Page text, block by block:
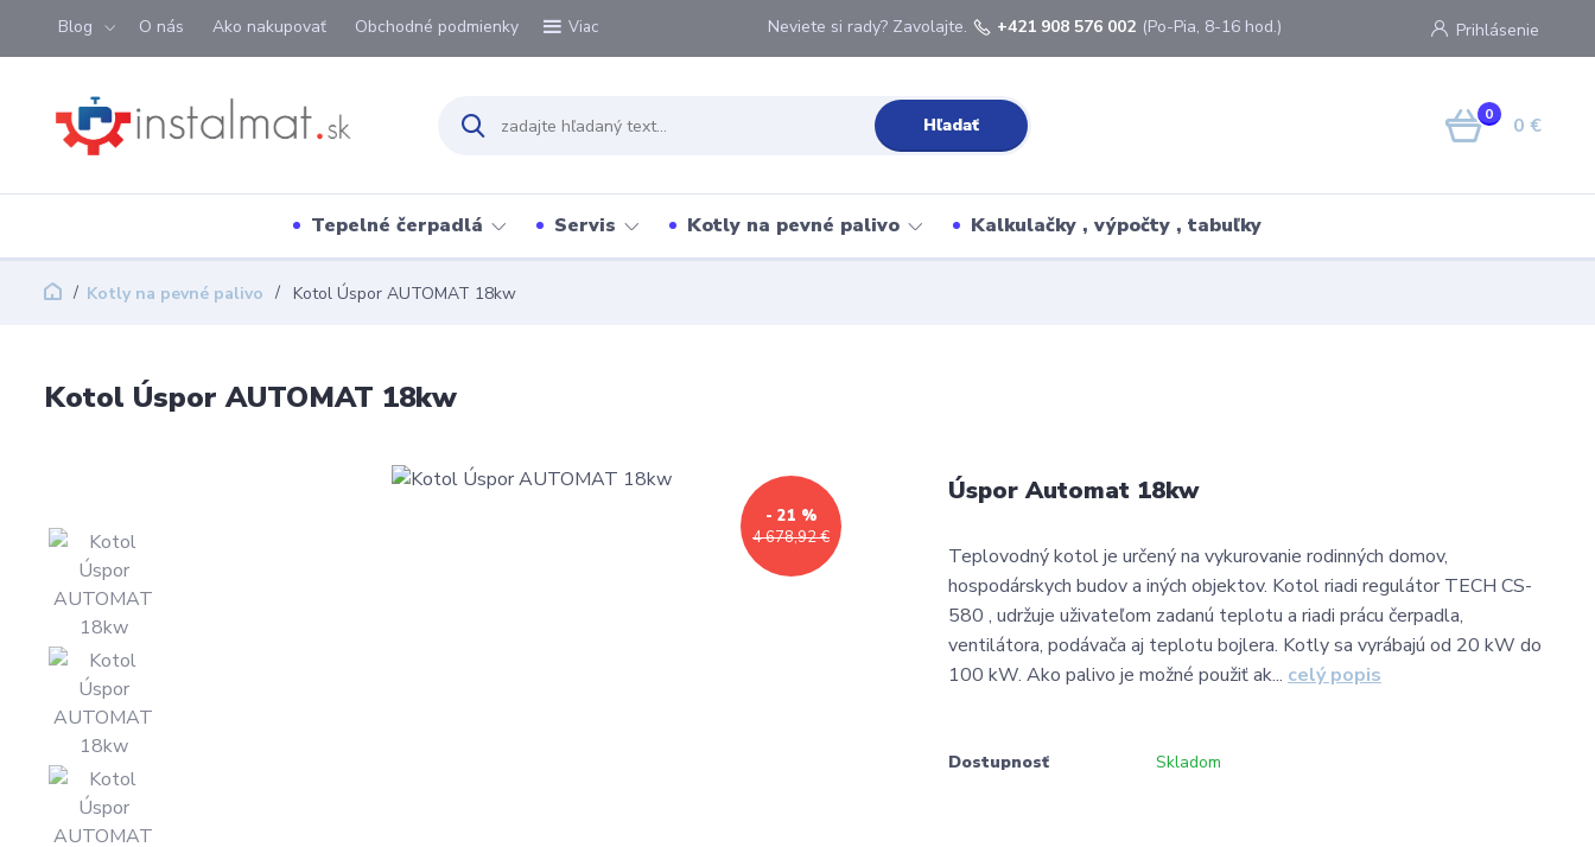
Blog O nás Ako nakupovať Obchodné podmienky Viac Prihlásenie
Hľadať
Neviete si rady? Zavolajte. +421 908 576 002 (Po-Pia, 8-16 hod.)
0 0 €
Tepelné čerpadlá Servis Kotly na pevné palivo Kalkulačky , výpočty , tabuľky
Kotly na pevné palivo Kotol Úspor AUTOMAT 18kw
Kotol Úspor AUTOMAT 18kw
4 678,92 €
- 21 %
Úspor Automat 18kw
Teplovodný kotol je určený na vykurovanie rodinných domov,
hospodárskych budov a iných objektov. Kotol riadi regulátor TECH CS-
580 , udržuje uživateľom zadanú teplotu a riadi prácu čerpadla,
ventilátora, podávača aj teplotu bojlera. Kotly sa vyrábajú od 20 kW do
100 kW. Ako palivo je možné použiť ak... celý popis
Dostupnosť Skladom